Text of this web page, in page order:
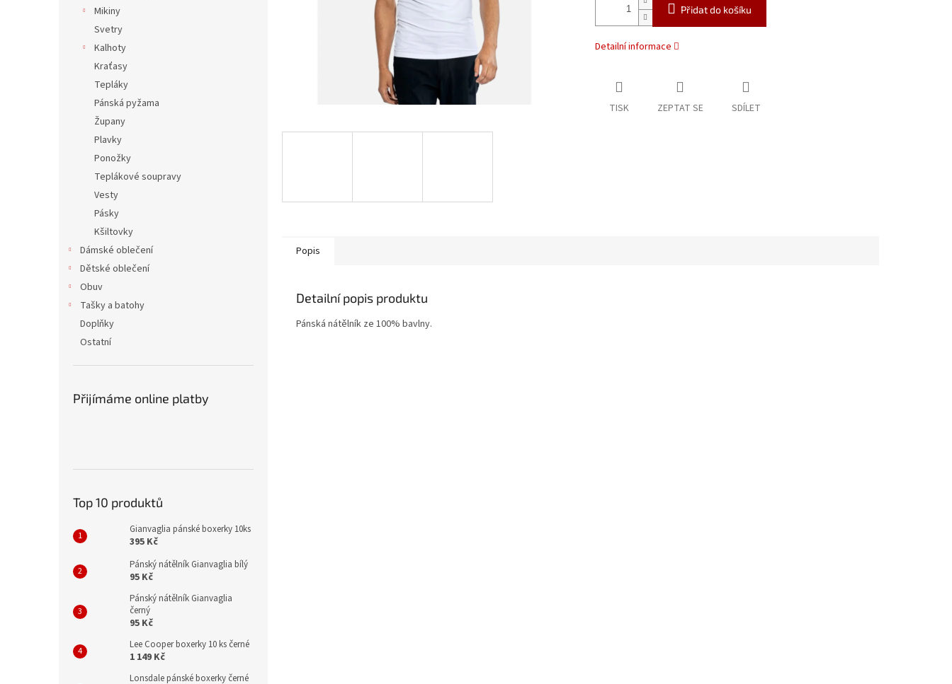
Mikiny
Svetry
Kalhoty
Kraťasy
Tepláky
Pánská pyžama
Župany
Plavky
Ponožky
Teplákové soupravy
Vesty
Pásky
Kšiltovky
Dámské oblečení
Dětské oblečení
Obuv
Tašky a batohy
Doplňky
Ostatní
Přijímáme online platby
Top 10 produktů
Gianvaglia pánské boxerky 10ks
395 Kč
Pánský nátělník Gianvaglia bílý
95 Kč
Pánský nátělník Gianvaglia
černý
95 Kč
Lee Cooper boxerky 10 ks černé
1 149 Kč
Lonsdale pánské boxerky černé
Přidat do košíku
Detailní informace
TISK ZEPTAT SE SDÍLET
Popis
Detailní popis produktu
Pánská nátělník ze 100% bavlny.